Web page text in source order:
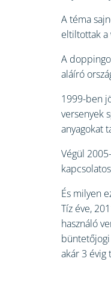
A téma
eltiltottak a
A
aláíró
1999-ben
versenyek
anyagokat
Végül
És milyen
Tíz éve,
használó
akár 3 évig